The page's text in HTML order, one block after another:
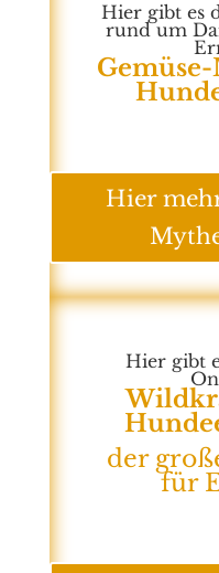
Hier gibt es
rund um
Hier
Hier gibt
der
für